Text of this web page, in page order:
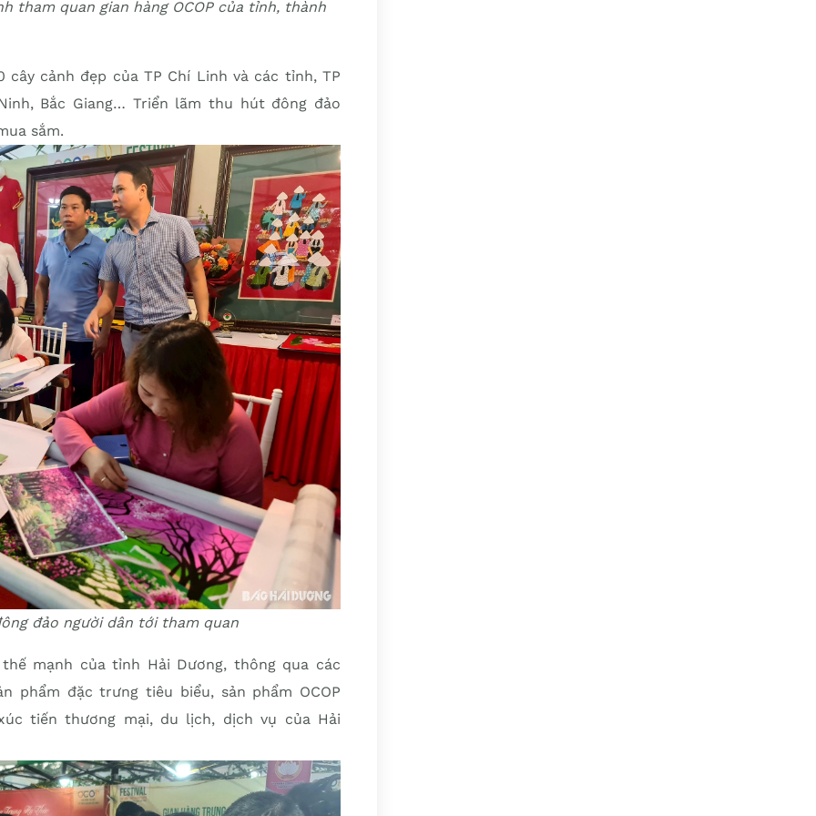
tham quan gian hàng OCOP của tỉnh, thành
cảnh đẹp của TP Chí Linh và các tỉnh, TP
Bắc Giang… Triển lãm thu hút đông đảo
sắm.
đảo người dân tới tham quan
mạnh của tỉnh Hải Dương, thông qua các
phẩm đặc trưng tiêu biểu, sản phẩm OCOP
tiến thương mại, du lịch, dịch vụ của Hải